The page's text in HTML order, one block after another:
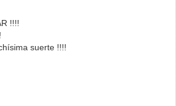
!!!!
suerte !!!!